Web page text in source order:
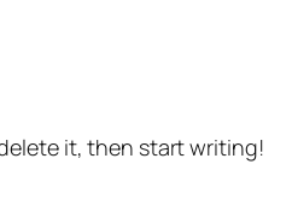
it, then start writing!